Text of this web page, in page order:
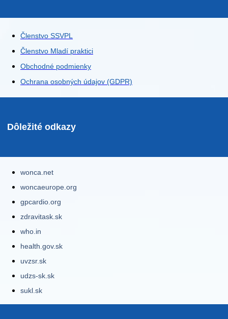
Členstvo SSVPL
Členstvo Mladí praktici
Obchodné podmienky
Ochrana osobných údajov (GDPR)
Dôležité odkazy
wonca.net
woncaeurope.org
gpcardio.org
zdravitask.sk
who.in
health.gov.sk
uvzsr.sk
udzs-sk.sk
sukl.sk